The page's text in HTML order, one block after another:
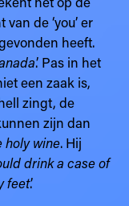
de ‘you’ er
heeft.
.’ Pas in het
een zaak is,
zingt, de
zijn dan
holy wine. Hij
drink a case of
feet.’